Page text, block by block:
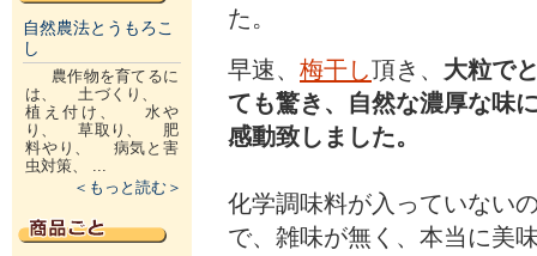
た。
早速、 梅干し頂き、 大粒で
ても驚き、自然な濃厚な味
感動致しました。
化学調味料が入っていない
で、雑味が無く、本当に美
自然農法とうもろこ
し
農作物を育てるに
は、 土づくり、
植え付け、 水や
り、 草取り、 肥
料やり、 病気と害
虫対策、 ...
＜もっと読む＞